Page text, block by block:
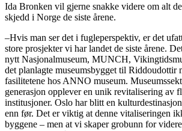
Ida Bronken vil gjerne snakke videre om alt
skjedd i Norge de siste årene.
–Hvis man ser det i fugleperspektiv, er det
store prosjekter vi har landet de siste årene.
nytt Nasjonalmuseum, MUNCH,
det planlagte museumsbygget til Riddoudottir
fasilitetene hos ANNO museum.
generasjon opplever en unik revitalisering av
institusjoner. Oslo har blitt en
enn før. Det er viktig at denne vitaliseringen
byggene – men at vi skaper grobunn for